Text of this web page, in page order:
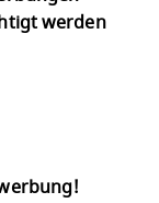
werden